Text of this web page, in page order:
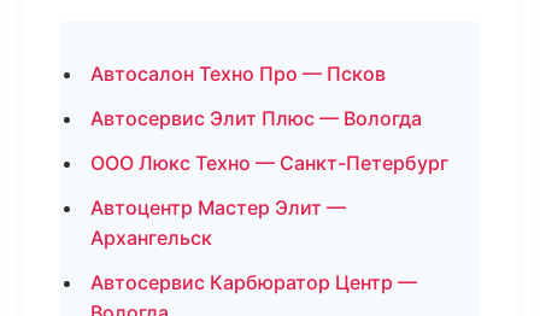
Автосалон Техно Про — Псков
Автосервис Элит Плюс — Вологда
ООО Люкс Техно — Санкт-Петербург
Автоцентр Мастер Элит —
Архангельск
Автосервис Карбюратор Центр —